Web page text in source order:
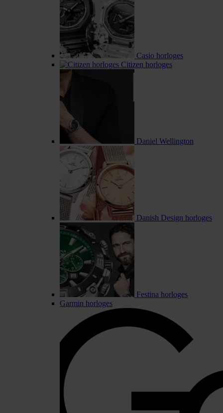
Casio horloges
Citizen horloges
Daniel Wellington
Danish Design horloges
Festina horloges
Garmin horloges